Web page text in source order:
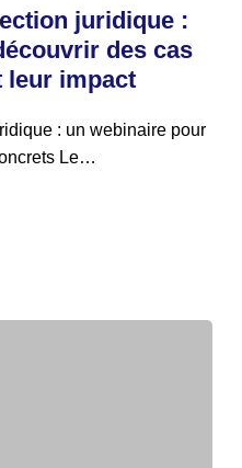
juridique :
des cas
leur impact
: un webinaire pour
Le…